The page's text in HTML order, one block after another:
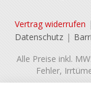
Vertrag widerrufen
Datenschutz
Alle Preise inkl.
Fehler,